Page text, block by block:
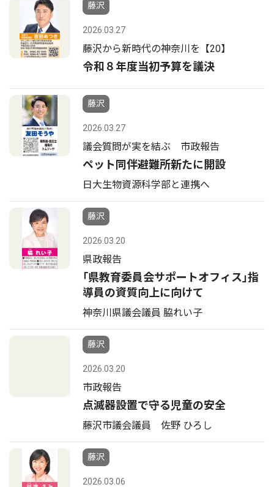
藤沢
2026.03.27
藤沢から新時代の神奈川を【20】
令和８年度当初予算を議決
藤沢
2026.03.27
議会質問が実を結ぶ 市政報告
ペット同伴避難所新たに開設
日大生物資源科学部と連携へ
藤沢
2026.03.20
県政報告
｢県教育委員会サポートオフィス｣指
導員の資質向上に向けて
神奈川県議会議員 脇れい子
藤沢
2026.03.20
市政報告
点滅器設置で守る児童の安全
藤沢市議会議員 佐野 ひろし
藤沢
2026.03.06